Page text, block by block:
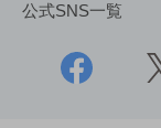
公式SNS一覧